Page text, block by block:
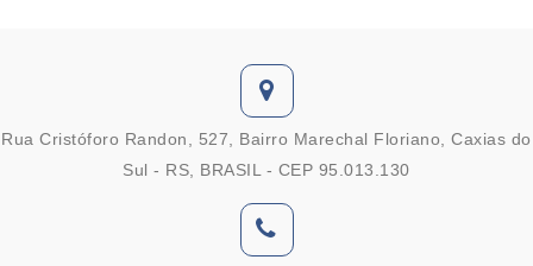
Rua Cristóforo Randon, 527, Bairro Marechal Floriano, Caxias do
Sul - RS, BRASIL - CEP 95.013.130